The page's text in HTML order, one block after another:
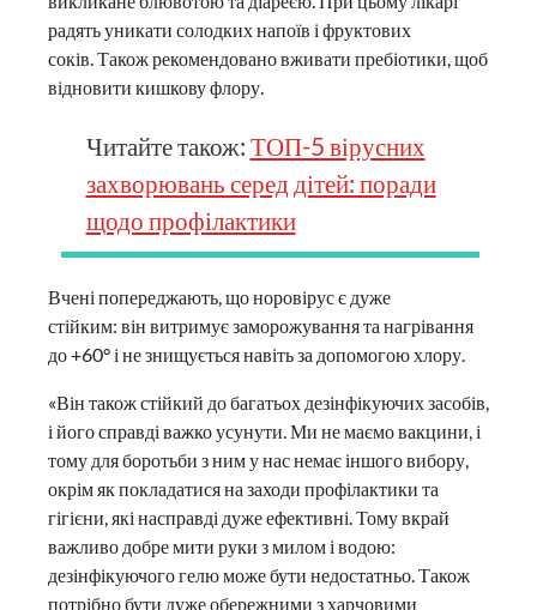
радять уникати солодких напоїв і фруктових
соків. Також рекомендовано вживати пребіотики, щоб
відновити кишкову флору.
Читайте також: ТОП-5 вірусних
захворювань серед дітей: поради
щодо профілактики
Вчені попереджають, що норовірус є дуже
стійким: він витримує заморожування та нагрівання
до +60° і не знищується навіть за допомогою хлору.
«Він також стійкий до багатьох дезінфікуючих засобів,
і його справді важко усунути. Ми не маємо вакцини, і
тому для боротьби з ним у нас немає іншого вибору,
окрім як покладатися на заходи профілактики та
гігієни, які насправді дуже ефективні. Тому вкрай
важливо добре мити руки з милом і водою:
дезінфікуючого гелю може бути недостатньо. Також
потрібно бути дуже обережними з харчовими